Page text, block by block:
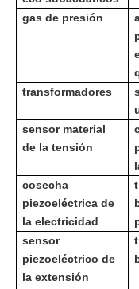
gas de presión
transformadores
sensor material
de la tensión
cosecha
piezoeléctrica de
la electricidad
sensor
piezoeléctrico de
la extensión